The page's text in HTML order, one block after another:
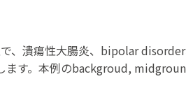
、潰瘍性大腸炎、bipolar
ます。本例のbackgroud,